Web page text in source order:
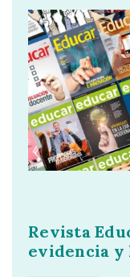
Revista
evidencia y